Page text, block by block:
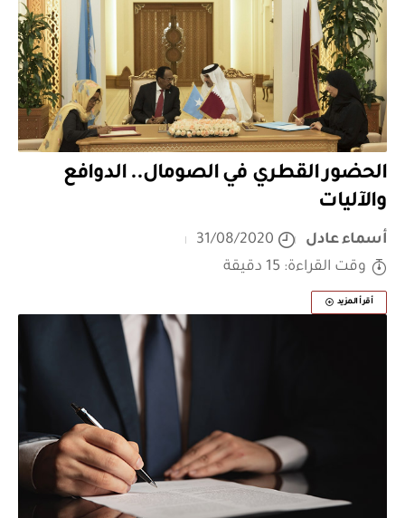
الحضور القطري في الصومال.. الدوافع
والآليات
أسماء عادل
31/08/2020
وقت القراءة: 15 دقيقة
أقرأ المزيد